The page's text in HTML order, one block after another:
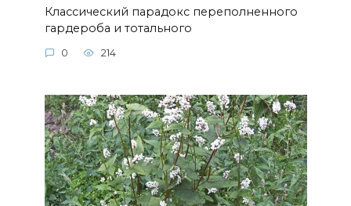
Классический парадокс переполненного
гардероба и тотального
0 214